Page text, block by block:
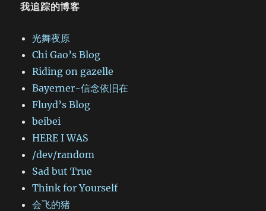
我追踪的博客
光舞夜原
Chi Gao’s Blog
Riding on gazelle
Bayerner-信念依旧在
Fluyd’s Blog
beibei
HERE I WAS
/dev/random
Sad but True
Think for Yourself
会飞的猪